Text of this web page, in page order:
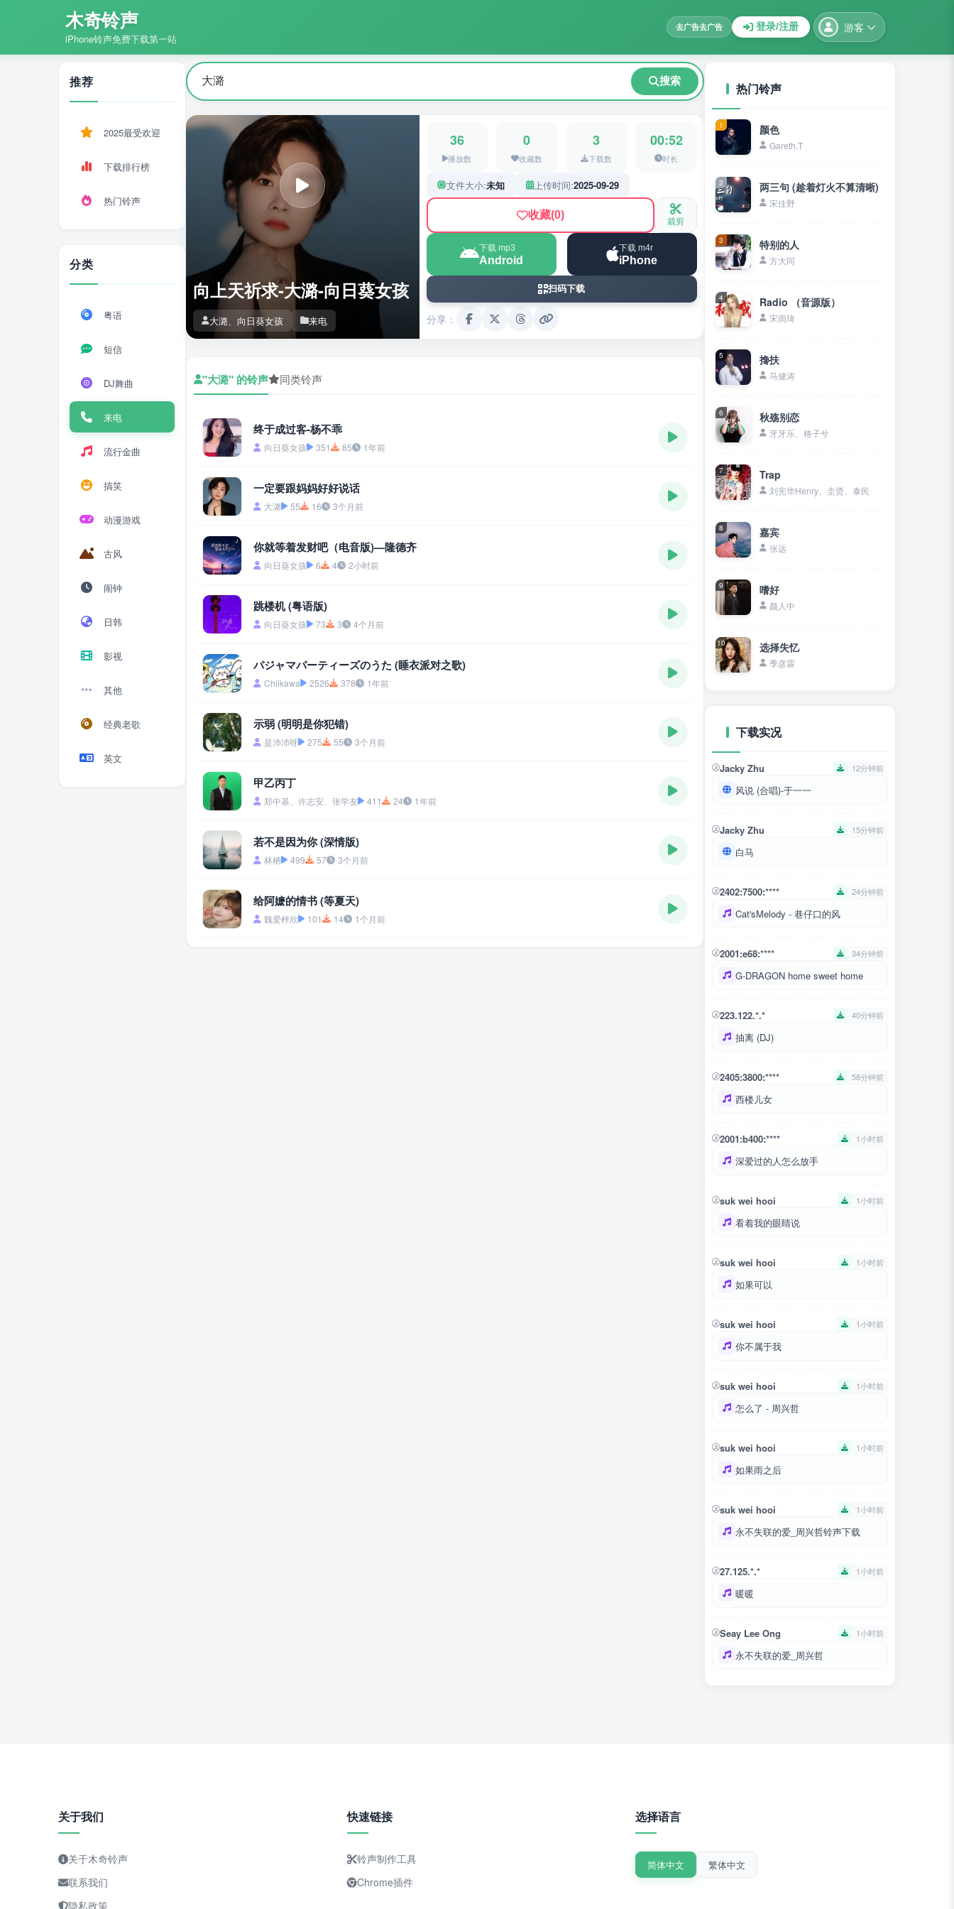
木奇铃声
iPhone铃声免费下载第一站
去广告去广告 登录/注册 游客
推荐
2025最受欢迎
下载排行榜
热门铃声
分类
粤语
短信
DJ舞曲
来电
流行金曲
搞笑
动漫游戏
古风
闹钟
日韩
影视
其他
经典老歌
英文
搜索
向上天祈求-大潞-向日葵女孩
大潞、向日葵女孩 来电
36
播放数
0
收藏数
3
下载数
00:52
时长
文件大小:未知 上传时间:2025-09-29
收藏(0) 裁剪
下载 mp3
Android
下载 m4r
iPhone
扫码下载
分享：
"大潞" 的铃声 同类铃声
终于成过客-杨不乖
向日葵女孩 351 85 1年前
一定要跟妈妈好好说话
大潞 55 16 3个月前
你就等着发财吧（电音版)—隆德齐
向日葵女孩 6 4 2小时前
跳楼机 (粤语版)
向日葵女孩 73 3 4个月前
パジャマパーティーズのうた (睡衣派对之歌)
Chiikawa 2526 378 1年前
示弱 (明明是你犯错)
是沛沛呀 275 55 3个月前
甲乙丙丁
郑中基、许志安、张学友 411 24 1年前
若不是因为你 (深情版)
林栖 499 57 3个月前
给阿嬷的情书 (等夏天)
魏爱梓欣 101 14 1个月前
热门铃声
1 颜色
Gareth.T
2 两三句 (趁着灯火不算清晰)
宋佳野
3 特别的人
方大同
4 Radio （音源版）
宋雨琦
5 搀扶
马健涛
6 秋殇别恋
牙牙乐、格子兮
7 Trap
刘宪华Henry、圭贤、泰民
8 嘉宾
张远
9 嗜好
颜人中
10 选择失忆
季彦霖
下载实况
Jacky Zhu 12分钟前
风说 (合唱)-于一一
Jacky Zhu 15分钟前
白马
2402:7500:**** 24分钟前
Cat'sMelody - 巷仔口的风
2001:e68:**** 34分钟前
G-DRAGON home sweet home
223.122.*.* 40分钟前
抽离 (DJ)
2405:3800:**** 58分钟前
西楼儿女
2001:b400:**** 1小时前
深爱过的人怎么放手
suk wei hooi 1小时前
看着我的眼睛说
suk wei hooi 1小时前
如果可以
suk wei hooi 1小时前
你不属于我
suk wei hooi 1小时前
怎么了 - 周兴哲
suk wei hooi 1小时前
如果雨之后
suk wei hooi 1小时前
永不失联的爱_周兴哲铃声下载
27.125.*.* 1小时前
暖暖
Seay Lee Ong 1小时前
永不失联的爱_周兴哲
关于我们
关于木奇铃声
联系我们
隐私政策
快速链接
铃声制作工具
Chrome插件
选择语言
简体中文 繁体中文